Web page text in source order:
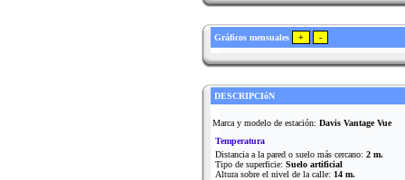
Gráficos mensuales
DESCRIPCIóN
Marca y modelo de estación: Davis Vantage Vue
Temperatura
Distancia a la pared o suelo más cercano: 2 m.
Tipo de superficie: Suelo artificial
Altura sobre el nivel de la calle: 14 m.